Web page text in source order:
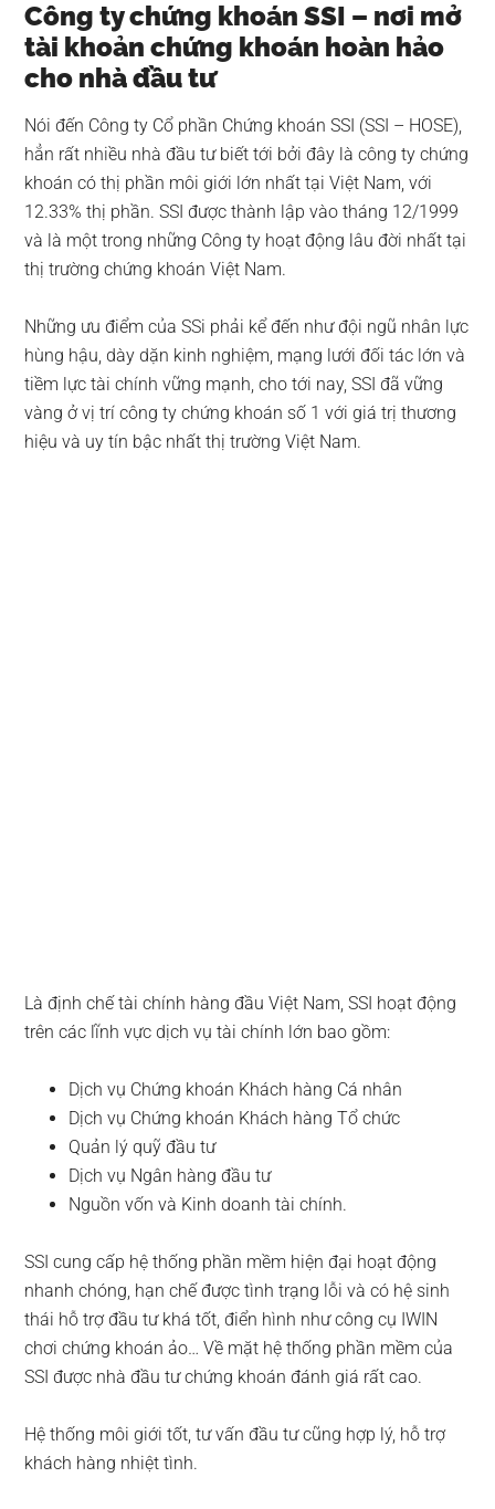
Công ty chứng khoán SSI – nơi mở
tài khoản chứng khoán hoàn hảo
cho nhà đầu tư
Nói đến Công ty Cổ phần Chứng khoán SSI (SSI – HOSE),
hẳn rất nhiều nhà đầu tư biết tới bởi đây là công ty chứng
khoán có thị phần môi giới lớn nhất tại Việt Nam, với
12.33% thị phần. SSI được thành lập vào tháng 12/1999
và là một trong những Công ty hoạt động lâu đời nhất tại
thị trường chứng khoán Việt Nam.
Những ưu điểm của SSi phải kể đến như đội ngũ nhân lực
hùng hậu, dày dặn kinh nghiệm, mạng lưới đối tác lớn và
tiềm lực tài chính vững mạnh, cho tới nay, SSI đã vững
vàng ở vị trí công ty chứng khoán số 1 với giá trị thương
hiệu và uy tín bậc nhất thị trường Việt Nam.
Là định chế tài chính hàng đầu Việt Nam, SSI hoạt động
trên các lĩnh vực dịch vụ tài chính lớn bao gồm:
Dịch vụ Chứng khoán Khách hàng Cá nhân
Dịch vụ Chứng khoán Khách hàng Tổ chức
Quản lý quỹ đầu tư
Dịch vụ Ngân hàng đầu tư
Nguồn vốn và Kinh doanh tài chính.
SSI cung cấp hệ thống phần mềm hiện đại hoạt động
nhanh chóng, hạn chế được tình trạng lỗi và có hệ sinh
thái hỗ trợ đầu tư khá tốt, điển hình như công cụ IWIN
chơi chứng khoán ảo… Về mặt hệ thống phần mềm của
SSI được nhà đầu tư chứng khoán đánh giá rất cao.
Hệ thống môi giới tốt, tư vấn đầu tư cũng hợp lý, hỗ trợ
khách hàng nhiệt tình.